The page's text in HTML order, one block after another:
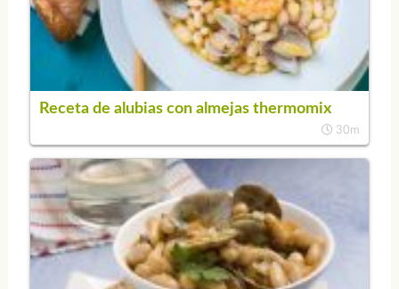
Receta de alubias con almejas thermomix
30m